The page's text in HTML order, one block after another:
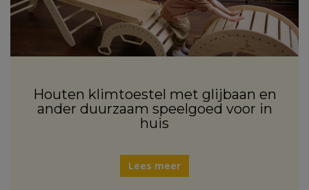
Houten klimtoestel met glijbaan en
ander duurzaam speelgoed voor in
huis
Lees meer